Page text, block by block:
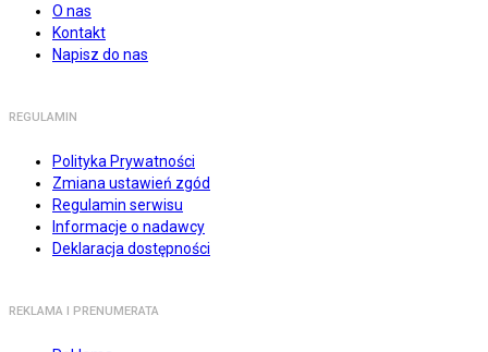
O nas
Kontakt
Napisz do nas
REGULAMIN
Polityka Prywatności
Zmiana ustawień zgód
Regulamin serwisu
Informacje o nadawcy
Deklaracja dostępności
REKLAMA I PRENUMERATA